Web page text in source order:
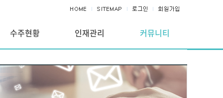
수주현황 인재관리 커뮤니티